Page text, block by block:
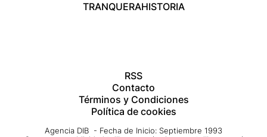
TRANQUERAHISTORIA
RSS
Contacto
Términos y Condiciones
Política de cookies
Agencia DIB - Fecha de Inicio: Septiembre 1993